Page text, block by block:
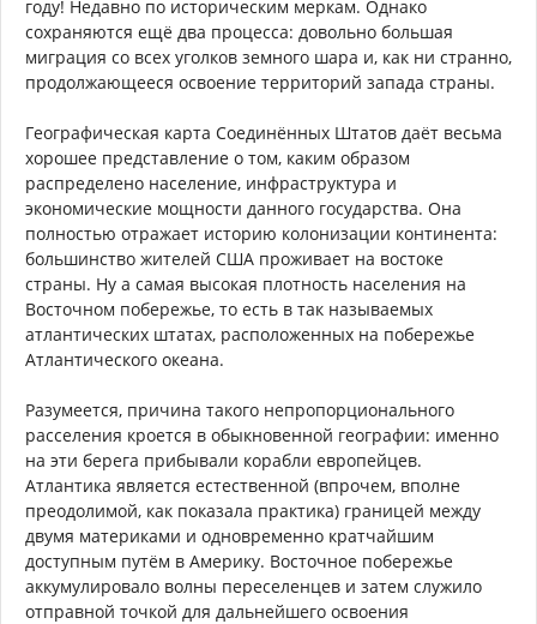
году! Недавно по историческим меркам. Однако
сохраняются ещё два процесса: довольно большая
миграция со всех уголков земного шара и, как ни странно,
продолжающееся освоение территорий запада страны.
Географическая карта Соединённых Штатов даёт весьма
хорошее представление о том, каким образом
распределено население, инфраструктура и
экономические мощности данного государства. Она
полностью отражает историю колонизации континента:
большинство жителей США проживает на востоке
страны. Ну а самая высокая плотность населения на
Восточном побережье, то есть в так называемых
атлантических штатах, расположенных на побережье
Атлантического океана.
Разумеется, причина такого непропорционального
расселения кроется в обыкновенной географии: именно
на эти берега прибывали корабли европейцев.
Атлантика является естественной (впрочем, вполне
преодолимой, как показала практика) границей между
двумя материками и одновременно кратчайшим
доступным путём в Америку. Восточное побережье
аккумулировало волны переселенцев и затем служило
отправной точкой для дальнейшего освоения